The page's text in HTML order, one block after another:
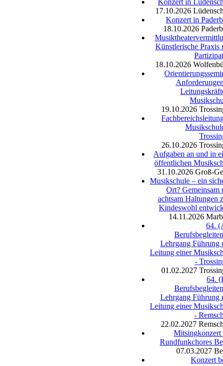
Konzert in
17.10.2026
Konzert in
18.10.2026
Künstlerische Praxis
18.10.2026
19.10.2026
26.10.2026
Aufgaben an und in
öffentlichen
31.10.2026 Groß-
Musikschule – ein
Ort? Gemeinsam
achtsam Haltungen
Kindeswohl
14.11.2026
64.
Lehrgang Führung
Leitung einer
-
01.02.2027
64.
Lehrgang Führung
Leitung einer
-
22.02.2027
Mitsingkonzert
Rundfunkchores
07.03.2027
Konzert